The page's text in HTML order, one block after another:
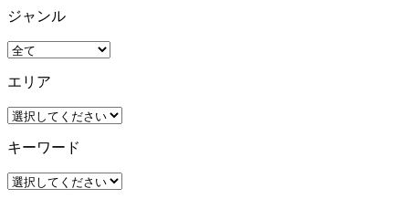
ジャンル
エリア
キーワード